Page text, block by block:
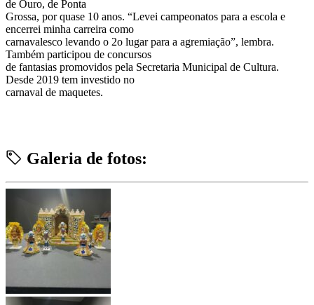
de Ouro, de Ponta
Grossa, por quase 10 anos. “Levei campeonatos para a escola e
encerrei minha carreira como
carnavalesco levando o 2o lugar para a agremiação”, lembra.
Também participou de concursos
de fantasias promovidos pela Secretaria Municipal de Cultura.
Desde 2019 tem investido no
carnaval de maquetes.
Galeria de fotos: